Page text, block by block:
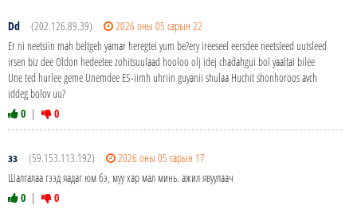
Dd (202.126.89.39)
2026 оны 05 сарын 22
Er ni neetsiin mah beltgeh yamar heregtei yum be?ery ireeseel eersdee neetsleed uutsleed
irsen biz dee Oldon hedeetee zohitsuulaad hooloo olj idej chadahgui bol yaaltai bilee
Une ted hurlee geme Unemdee ES-iimh uhriin guyanii shulaa Huchit shonhoroos avch
iddeg bolov uu?
0 | 0
зз (59.153.113.192)
2026 оны 05 сарын 17
Шалгалаа гээд яадаг юм бэ, муу хар мал минь. ажил явуулаач
0 | 0